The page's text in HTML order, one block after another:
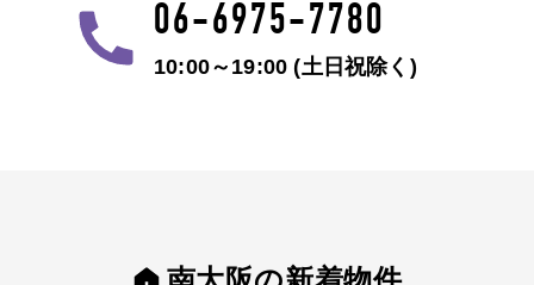
06-6975-7780
10:00～19:00 (土日祝除く)